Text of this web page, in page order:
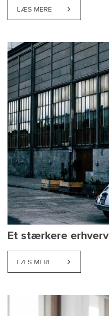
LÆS MERE ABOUT FØRSTE
Et stærkere
LÆS MERE ABOUT ET